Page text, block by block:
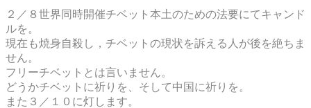
２／８世界同時開催チベット本土のための法要にてキャンド
ルを。
現在も焼身自殺し，チベットの現状を訴える人が後を絶ちま
せん。
フリーチベットとは言いません。
どうかチベットに祈りを、そして中国に祈りを。
また３／１０に灯します。